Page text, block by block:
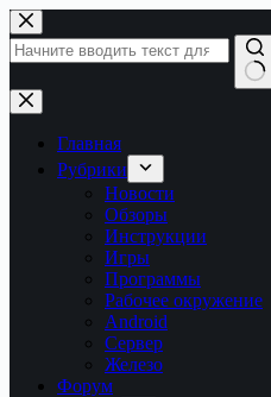
Перейти
к
сути
Ничего
не
найденоГлавная
Рубрики
Новости
Обзоры
Инструкции
Игры
Программы
Рабочее окружение
Android
Сервер
Железо
Форум